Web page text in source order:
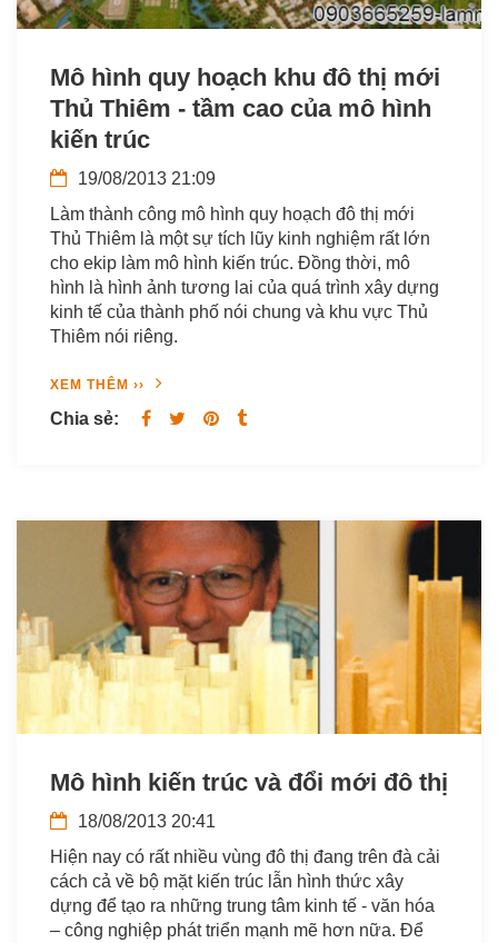
Mô hình quy hoạch khu đô thị mới
Thủ Thiêm - tầm cao của mô hình
kiến trúc
19/08/2013 21:09
Làm thành công mô hình quy hoạch đô thị mới
Thủ Thiêm là một sự tích lũy kinh nghiệm rất lớn
cho ekip làm mô hình kiến trúc. Đồng thời, mô
hình là hình ảnh tương lai của quá trình xây dựng
kinh tế của thành phố nói chung và khu vực Thủ
Thiêm nói riêng.
XEM THÊM ››
Chia sẻ:
Mô hình kiến trúc và đổi mới đô thị
18/08/2013 20:41
Hiện nay có rất nhiều vùng đô thị đang trên đà cải
cách cả về bộ mặt kiến trúc lẫn hình thức xây
dựng để tạo ra những trung tâm kinh tế - văn hóa
– công nghiệp phát triển mạnh mẽ hơn nữa. Để